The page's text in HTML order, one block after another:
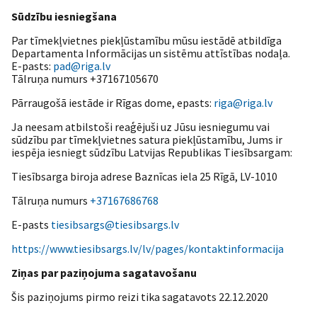
Sūdzību iesniegšana
Par tīmekļvietnes piekļūstamību mūsu iestādē atbildīga
Departamenta Informācijas un sistēmu attīstības nodaļa.
E-pasts: pad@riga.lv
Tālruņa numurs +37167105670
Pārraugošā iestāde ir Rīgas dome, epasts: riga@riga.lv
Ja neesam atbilstoši reaģējuši uz Jūsu iesniegumu vai
sūdzību par tīmekļvietnes satura piekļūstamību, Jums ir
iespēja iesniegt sūdzību Latvijas Republikas Tiesībsargam:
Tiesībsarga biroja adrese Baznīcas iela 25 Rīgā, LV-1010
Tālruņa numurs +37167686768
E-pasts tiesibsargs@tiesibsargs.lv
https://www.tiesibsargs.lv/lv/pages/kontaktinformacija
Ziņas par paziņojuma sagatavošanu
Šis paziņojums pirmo reizi tika sagatavots 22.12.2020